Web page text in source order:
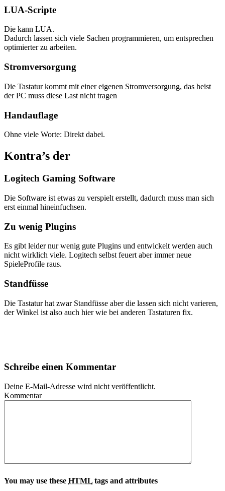
LUA-Scripte
Die kann LUA.
Dadurch lassen sich viele Sachen programmieren, um entsprechen
optimierter zu arbeiten.
Stromversorgung
Die Tastatur kommt mit einer eigenen Stromversorgung, das heist
der PC muss diese Last nicht tragen
Handauflage
Ohne viele Worte: Direkt dabei.
Kontra’s der
Logitech Gaming Software
Die Software ist etwas zu verspielt erstellt, dadurch muss man sich
erst einmal hineinfuchsen.
Zu wenig Plugins
Es gibt leider nur wenig gute Plugins und entwickelt werden auch
nicht wirklich viele. Logitech selbst feuert aber immer neue
SpieleProfile raus.
Standfüsse
Die Tastatur hat zwar Standfüsse aber die lassen sich nicht varieren,
der Winkel ist also auch hier wie bei anderen Tastaturen fix.
Schreibe einen Kommentar
Deine E-Mail-Adresse wird nicht veröffentlicht.
Kommentar
You may use these HTML tags and attributes